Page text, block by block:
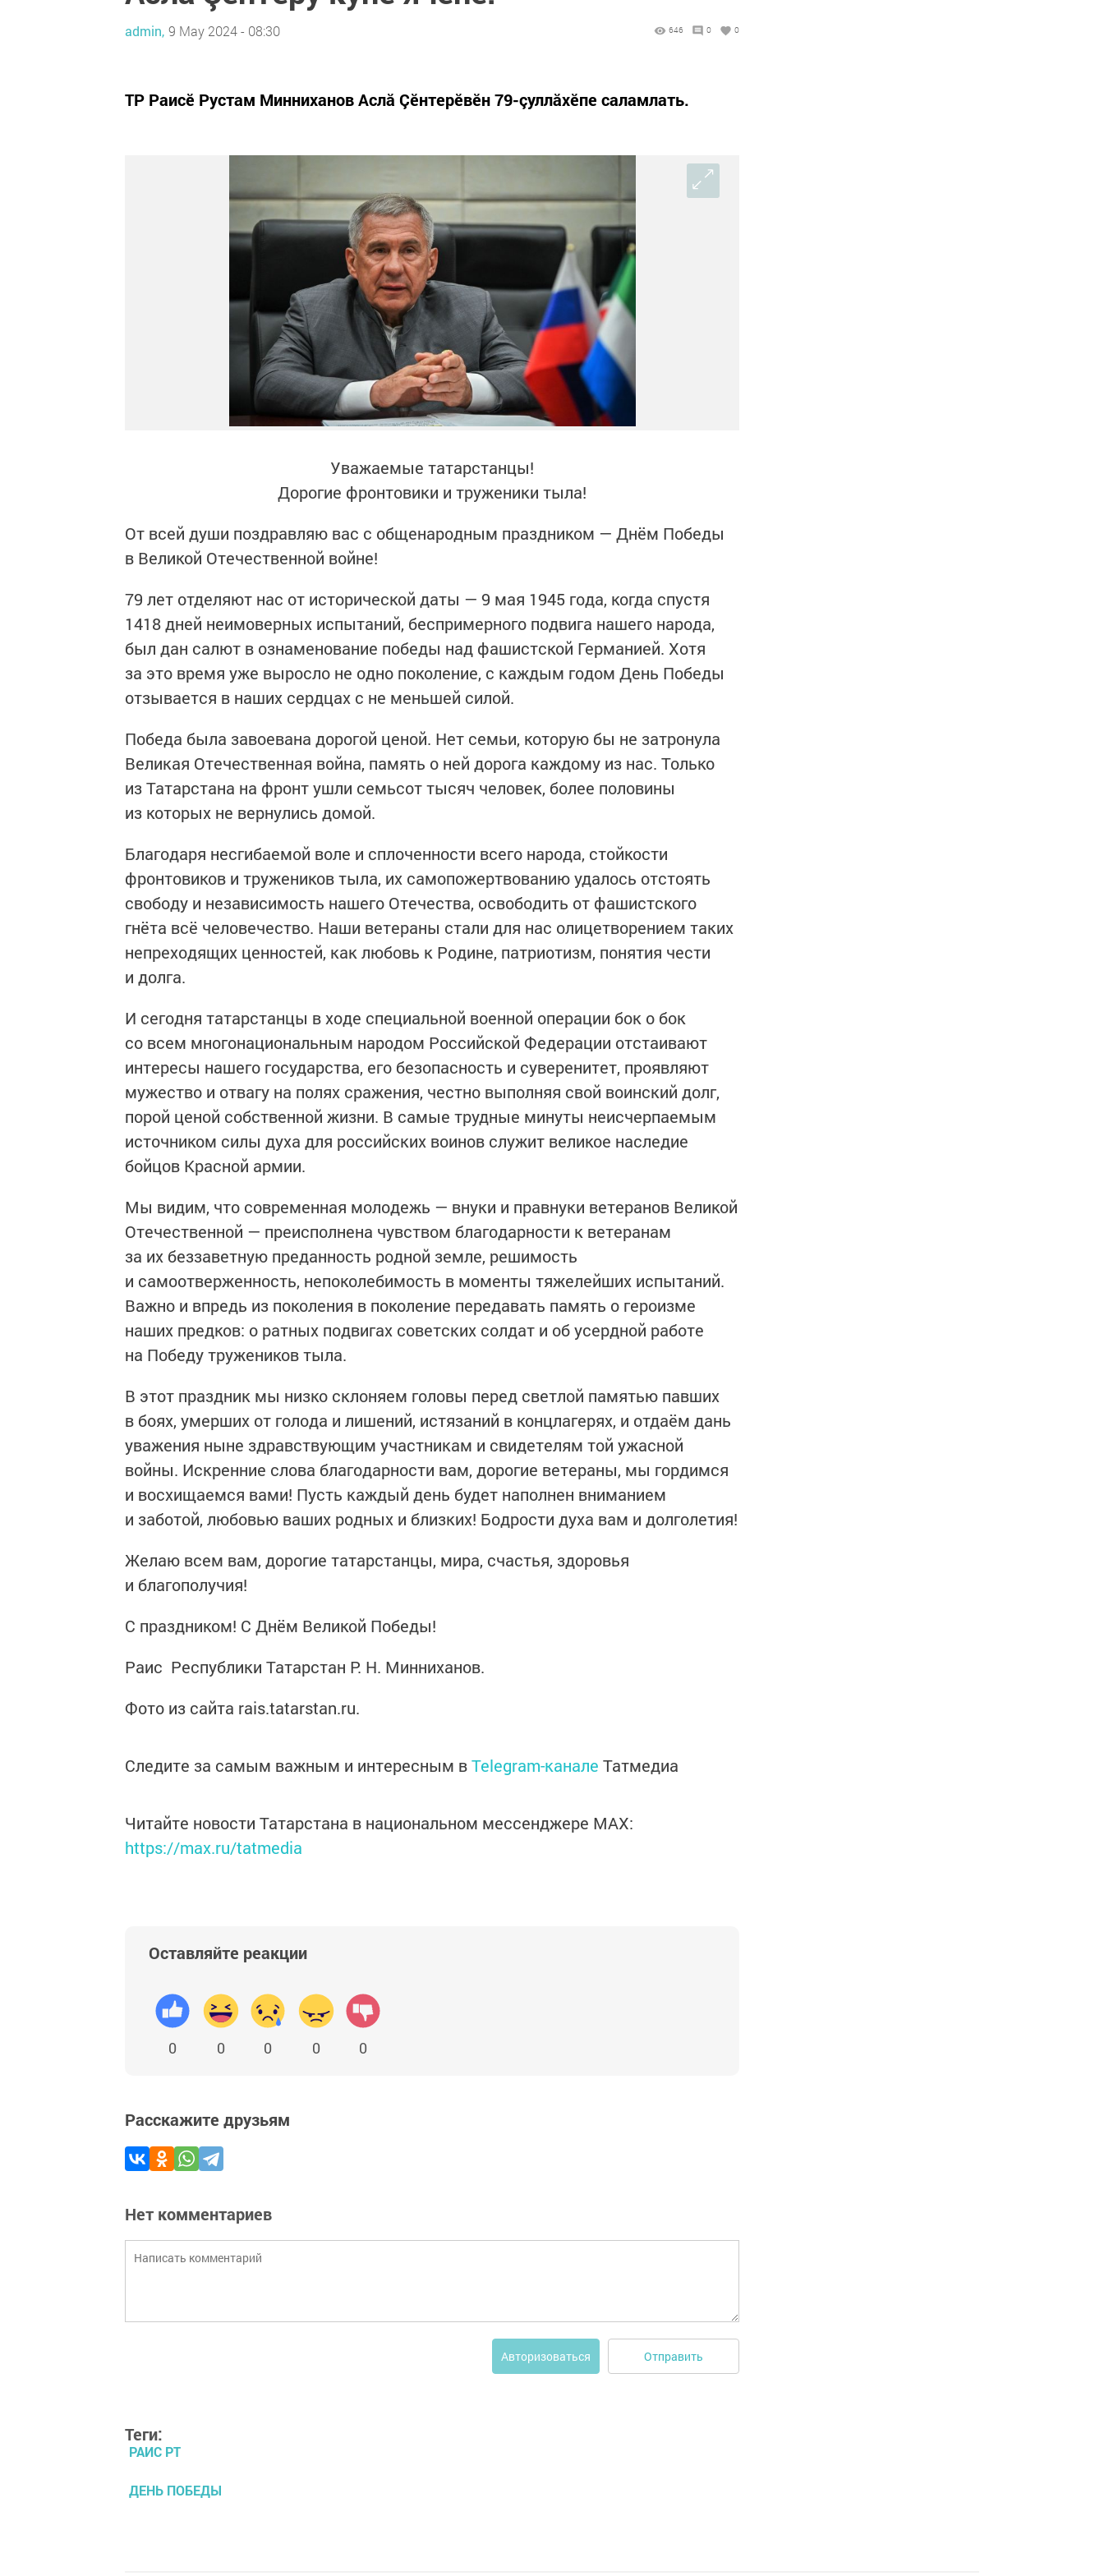
admin, 9 May 2024 - 08:30 646 0 0
ТР Раисĕ Рустам Минниханов Аслă Çӗнтерӗвӗн 79-çуллăхӗпе саламлать.
Уважаемые татарстанцы!
Дорогие фронтовики и труженики тыла!
От всей души поздравляю вас с общенародным праздником — Днём Победы
в Великой Отечественной войне!
79 лет отделяют нас от исторической даты — 9 мая 1945 года, когда спустя
1418 дней неимоверных испытаний, беспримерного подвига нашего народа,
был дан салют в ознаменование победы над фашистской Германией. Хотя
за это время уже выросло не одно поколение, с каждым годом День Победы
отзывается в наших сердцах с не меньшей силой.
Победа была завоевана дорогой ценой. Нет семьи, которую бы не затронула
Великая Отечественная война, память о ней дорога каждому из нас. Только
из Татарстана на фронт ушли семьсот тысяч человек, более половины
из которых не вернулись домой.
Благодаря несгибаемой воле и сплоченности всего народа, стойкости
фронтовиков и тружеников тыла, их самопожертвованию удалось отстоять
свободу и независимость нашего Отечества, освободить от фашистского
гнёта всё человечество. Наши ветераны стали для нас олицетворением таких
непреходящих ценностей, как любовь к Родине, патриотизм, понятия чести
и долга.
И сегодня татарстанцы в ходе специальной военной операции бок о бок
со всем многонациональным народом Российской Федерации отстаивают
интересы нашего государства, его безопасность и суверенитет, проявляют
мужество и отвагу на полях сражения, честно выполняя свой воинский долг,
порой ценой собственной жизни. В самые трудные минуты неисчерпаемым
источником силы духа для российских воинов служит великое наследие
бойцов Красной армии.
Мы видим, что современная молодежь — внуки и правнуки ветеранов Великой
Отечественной — преисполнена чувством благодарности к ветеранам
за их беззаветную преданность родной земле, решимость
и самоотверженность, непоколебимость в моменты тяжелейших испытаний.
Важно и впредь из поколения в поколение передавать память о героизме
наших предков: о ратных подвигах советских солдат и об усердной работе
на Победу тружеников тыла.
В этот праздник мы низко склоняем головы перед светлой памятью павших
в боях, умерших от голода и лишений, истязаний в концлагерях, и отдаём дань
уважения ныне здравствующим участникам и свидетелям той ужасной
войны. Искренние слова благодарности вам, дорогие ветераны, мы гордимся
и восхищаемся вами! Пусть каждый день будет наполнен вниманием
и заботой, любовью ваших родных и близких! Бодрости духа вам и долголетия!
Желаю всем вам, дорогие татарстанцы, мира, счастья, здоровья
и благополучия!
С праздником! С Днём Великой Победы!
Раис Республики Татарстан Р. Н. Минниханов.
Фото из сайта rais.tatarstan.ru.
Следите за самым важным и интересным вTelegram-канале Татмедиа
Читайте новости Татарстана в национальном мессенджере MАХ:
https://max.ru/tatmedia
Оставляйте реакции
0 0 0 0 0
Расскажите друзьям
Нет комментариев
Авторизоваться Отправить
Теги:
РАИС РТ
ДЕНЬ ПОБЕДЫ